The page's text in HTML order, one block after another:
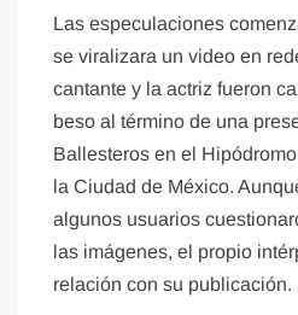
Las especulaciones
se viralizara un video en
cantante y la actriz fueron
beso al término de una
Ballesteros en el
la Ciudad de México.
algunos usuarios
las imágenes, el propio
relación con su publicación.